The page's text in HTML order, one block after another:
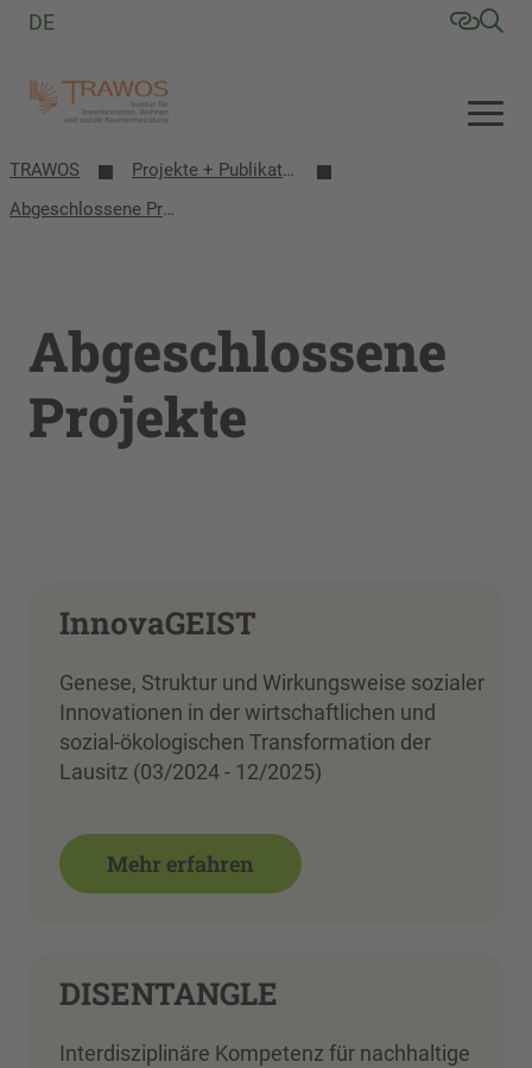
DE
TRAWOS
Projekte + Publikationen
Abgeschlossene Projekte
Abgeschlossene
Projekte
InnovaGEIST
Genese, Struktur und Wirkungsweise sozialer
Innovationen in der wirtschaftlichen und
sozial-ökologischen Transformation der
Lausitz (03/2024 - 12/2025)
Mehr erfahren
DISENTANGLE
Interdisziplinäre Kompetenz für nachhaltige